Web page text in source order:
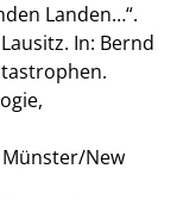
Landen…“.
In: Bernd
New